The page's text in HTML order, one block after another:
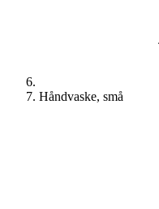
Håndvaske, små